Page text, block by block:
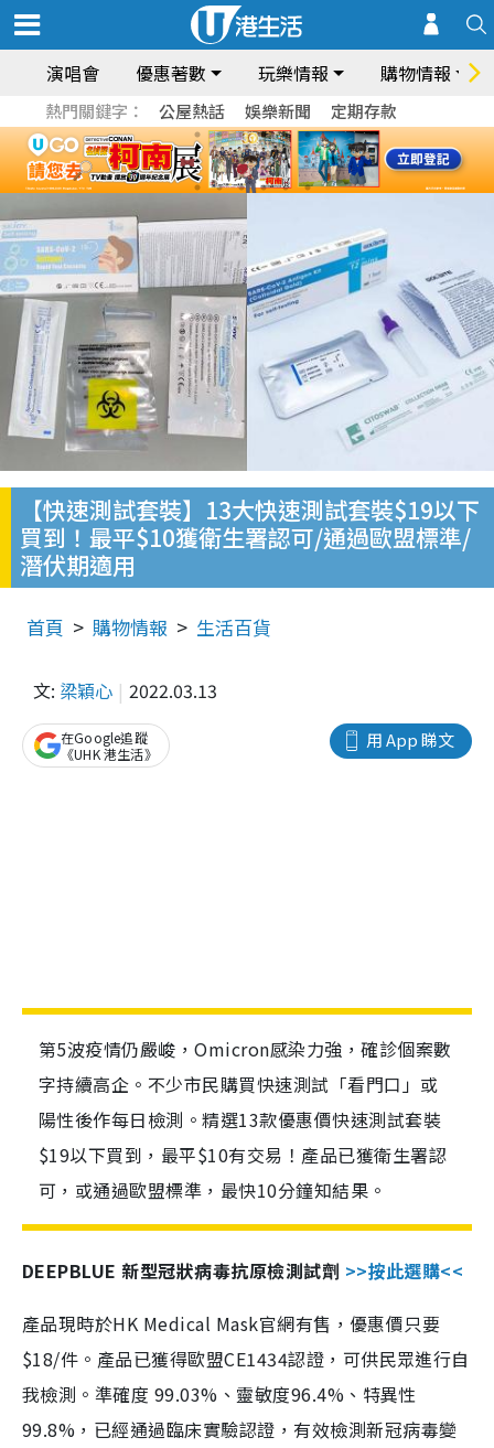
演唱會 優惠著數 玩樂情報 購物情報
熱門關鍵字： 公屋熱話 娛樂新聞 定期存款
【快速測試套裝】13大快速測試套裝$19以下
買到！最平$10獲衛生署認可/通過歐盟標準/
潛伏期適用
首頁 購物情報 生活百貨
文: 梁穎心 2022.03.13
用 App 睇文
在Google追蹤
《UHK 港生活》
第5波疫情仍嚴峻，Omicron感染力強，確診個案數
字持續高企。不少市民購買快速測試「看門口」或
陽性後作每日檢測。精選13款優惠價快速測試套裝
$19以下買到，最平$10有交易！產品已獲衛生署認
可，或通過歐盟標準，最快10分鐘知結果。
DEEPBLUE 新型冠狀病毒抗原檢測試劑 >>按此選購<<
產品現時於HK Medical Mask官網有售，優惠價只要
$18/件。產品已獲得歐盟CE1434認證，可供民眾進行自
我檢測。準確度 99.03%、靈敏度96.4%、特異性
99.8%，已經通過臨床實驗認證，有效檢測新冠病毒變